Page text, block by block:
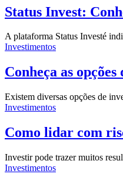
Status Invest:
A plataforma Status Investé
Investimentos
Conheça as
Existem diversas opções de
Investimentos
Como lidar com
Investir pode trazer muitos
Investimentos